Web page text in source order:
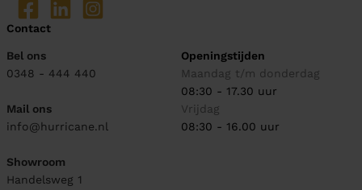
Contact
Bel ons
0348 - 444 440
Mail ons
info@hurricane.nl
Showroom
Handelsweg 1
Openingstijden
Maandag t/m donderdag
08:30 - 17.30 uur
Vrijdag
08:30 - 16.00 uur